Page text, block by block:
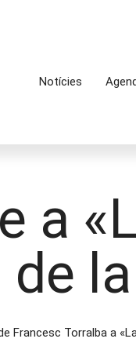
Notícies
a
de
Francesc Torralba a